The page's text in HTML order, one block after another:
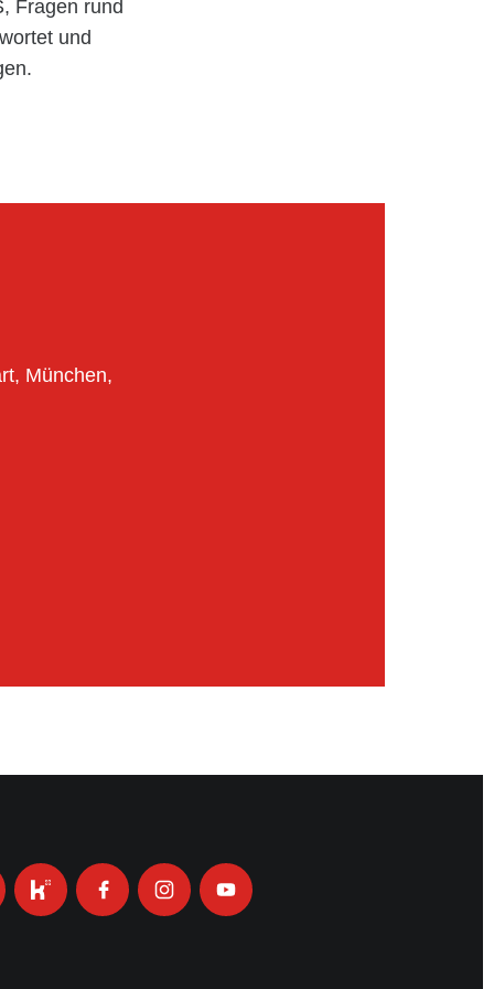
Fragen rund
und
München,